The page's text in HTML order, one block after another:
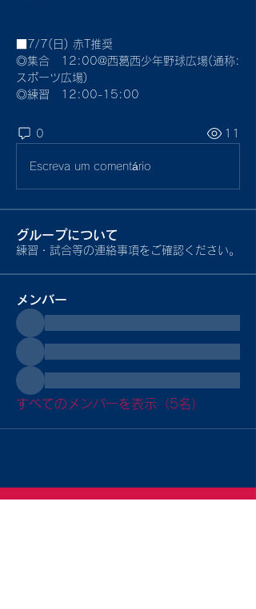
■7/7(日) 赤T推奨
◎集合　12:00@西葛西少年野球広場(通称:
スポーツ広場)
◎練習　12:00-15:00
0 11
Escreva um comentário
グループについて
練習・試合等の連絡事項をご確認ください。
メンバー
すべてのメンバーを表示（5名）